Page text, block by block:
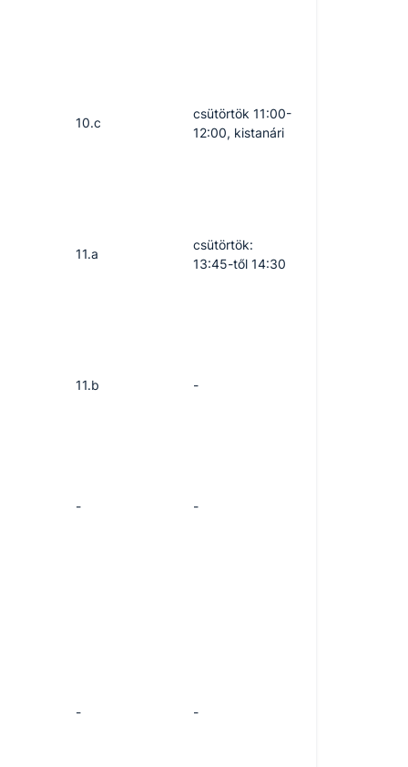
10.c
csütörtök 11:00-
12:00, kistanári
11.a
csütörtök:
13:45-től 14:30
11.b -
- -
- -